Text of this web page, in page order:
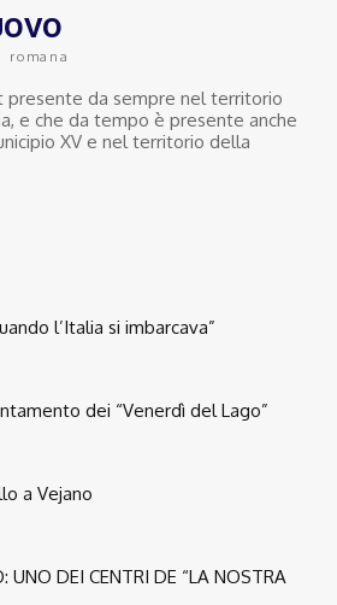
romana
presente da sempre nel territorio
e che da tempo è presente anche
XV e nel territorio della
l’Italia si imbarcava”
dei “Venerdì del Lago”
a Vejano
UNO DEI CENTRI DE “LA NOSTRA